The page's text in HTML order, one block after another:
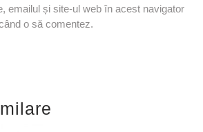
emailul și site-ul web în acest navigator
o să comentez.